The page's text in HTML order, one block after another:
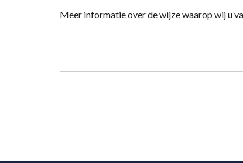
Meer informatie over de wijze waarop wij u